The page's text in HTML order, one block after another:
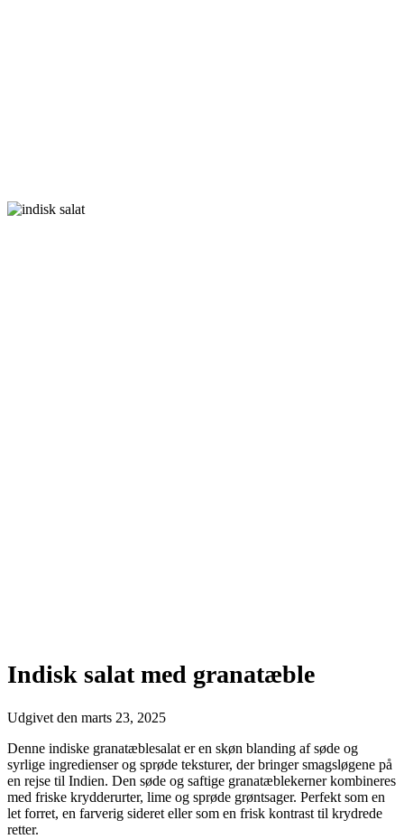
Indisk salat med granatæble
Udgivet den marts 23, 2025
Denne indiske granatæblesalat er en skøn blanding af søde og
syrlige ingredienser og sprøde teksturer, der bringer smagsløgene på
en rejse til Indien. Den søde og saftige granatæblekerner kombineres
med friske krydderurter, lime og sprøde grøntsager. Perfekt som en
let forret, en farverig sideret eller som en frisk kontrast til krydrede
retter.